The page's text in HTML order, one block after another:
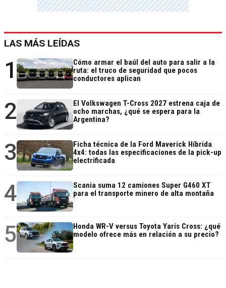
LAS MÁS LEÍDAS
1
Cómo armar el baúl del auto para salir a la
ruta: el truco de seguridad que pocos
conductores aplican
2
El Volkswagen T-Cross 2027 estrena caja de
ocho marchas, ¿qué se espera para la
Argentina?
3
Ficha técnica de la Ford Maverick Híbrida
4x4: todas las especificaciones de la pick-up
electrificada
4
Scania suma 12 camiones Super G460 XT
para el transporte minero de alta montaña
5
Honda WR-V versus Toyota Yaris Cross: ¿qué
modelo ofrece más en relación a su precio?